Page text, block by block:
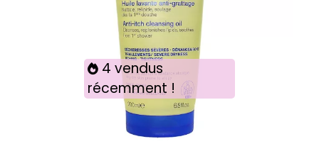
4 vendus
récemment !